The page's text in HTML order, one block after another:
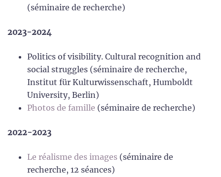
(séminaire de recherche)
2023-2024
Politics of visibility. Cultural recognition and
social struggles (séminaire de recherche,
Institut für Kulturwissenschaft, Humboldt
University, Berlin)
Photos de famille (séminaire de recherche)
2022-2023
Le réalisme des images (séminaire de
recherche, 12 séances)